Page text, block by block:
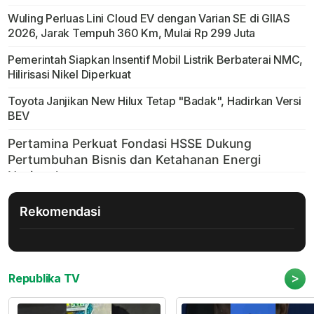
Wuling Perluas Lini Cloud EV dengan Varian SE di GIIAS
2026, Jarak Tempuh 360 Km, Mulai Rp 299 Juta
Pemerintah Siapkan Insentif Mobil Listrik Berbaterai NMC,
Hilirisasi Nikel Diperkuat
Toyota Janjikan New Hilux Tetap "Badak", Hadirkan Versi
BEV
Rekomendasi
Republika TV >